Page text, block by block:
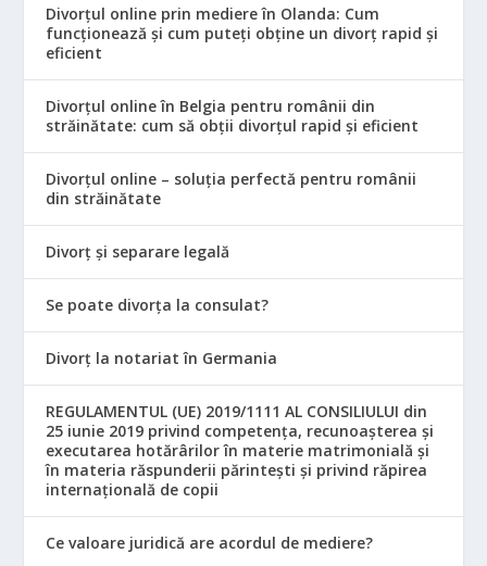
Divorțul online prin mediere în Olanda: Cum
funcționează și cum puteți obține un divorț rapid și
eficient
Divorțul online în Belgia pentru românii din
străinătate: cum să obții divorțul rapid și eficient
Divorțul online – soluția perfectă pentru românii
din străinătate
Divorț și separare legală
Se poate divorța la consulat?
Divorț la notariat în Germania
REGULAMENTUL (UE) 2019/1111 AL CONSILIULUI din
25 iunie 2019 privind competența, recunoașterea și
executarea hotărârilor în materie matrimonială și
în materia răspunderii părintești și privind răpirea
internațională de copii
Ce valoare juridică are acordul de mediere?